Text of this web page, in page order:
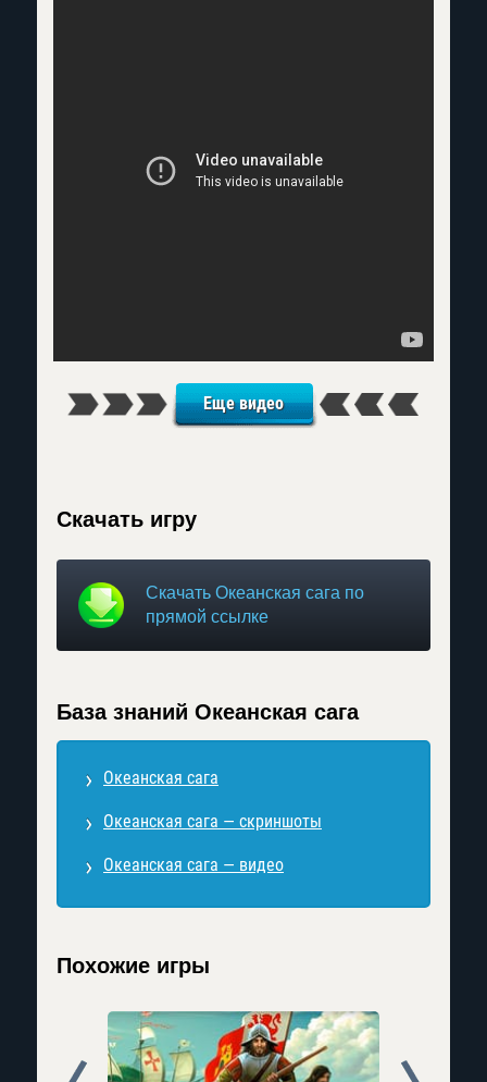
Еще видео
Скачать игру
Скачать Океанская сага по
прямой ссылке
База знаний Океанская сага
Океанская сага
Океанская сага — скриншоты
Океанская сага — видео
Похожие игры
Prev